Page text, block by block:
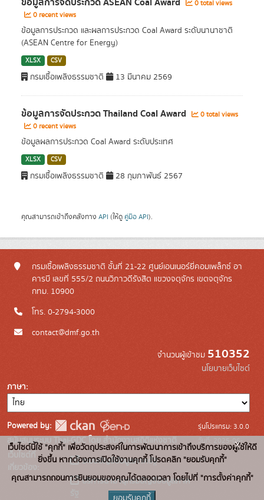
0 total views
0 recent views
ข้อมูลการประกวด และผลการประกวด Coal Award ระดับนานาชาติ
(ASEAN Centre for Energy)
XLSX CSV
กรมเชื้อเพลิงธรรมชาติ 13 มีนาคม 2569
ข้อมูลการจัดประกวด Thailand Coal Award
0 total views
0 recent views
ข้อมูลผลการประกวด Coal Award ระดับประเทศ
XLSX CSV
กรมเชื้อเพลิงธรรมชาติ 28 กุมภาพันธ์ 2567
คุณสามารถเข้าถึงคลังทาง API (ให้ดู คู่มือ API).
กรมเชื้อเพลิงธรรมชาติ ชั้นที่ 21-22 ศูนย์เอนเนอร์ยี่คอมเพล็กซ์ อา
คารบี เลขที่ 555/2 ถนนวิภาวดีรังสิต แขวงจตุจักร เขตจตุจักร
กทม. 10900
โทร. 0-2794-3000
contact@dmf.go.th
จำนวนผู้เข้าชม 510352
นโยบายเว็บไซต์
ภาษา
Powered by:
สนับสนุนระบบ Thai-GDC โดย สำนักงานสถิติแห่งชาติ
ระบบบัญชีข้อมูลภาครัฐ
บริการนามานุกรมบัญชีข้อมูลภาค
รุ่นโปรแกรม: 3.0.0
วันที่: 2025-06-
10
เว็บไซต์นี้ใช้ "คุกกี้" เพื่อวัตถุประสงค์ในการพัฒนาการเข้าถึงบริการของผู้ใช้ให้ดี
ยิ่งขึ้น หากต้องการเปิดใช้งานคุกกี้ โปรดคลิก "ยอมรับคุกกี้"
คุณสามารถถอนการยินยอมของคุณได้ตลอดเวลา โดยไปที่ "การตั้งค่าคุกกี้"
x